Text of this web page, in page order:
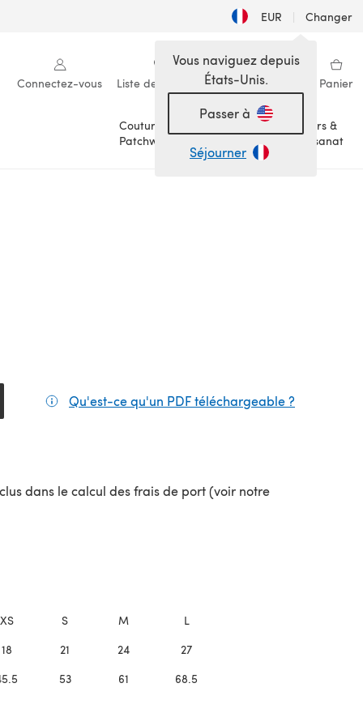
EUR | Changer
Connectez-vous Liste de souhaits Ma bibliothèque Panier
Couture &
Patchwork
Loisirs &
Artisanat
Vous naviguez depuis
États-Unis.
Passer à
Séjourner
Qu'est-ce qu'un PDF téléchargeable ?
dans le calcul des frais de port (voir notre
onglet)
XS S M L
18 21 24 27
53 61 68.5